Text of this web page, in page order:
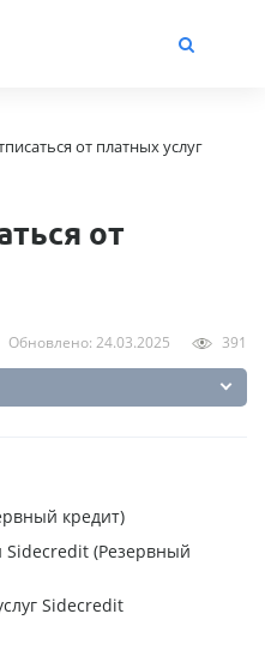
от платных услуг
от
Обновлено: 24.03.2025 391
кредит)
Sidecredit (Резервный
Sidecredit